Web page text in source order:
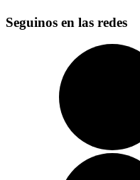
Seguinos en las redes